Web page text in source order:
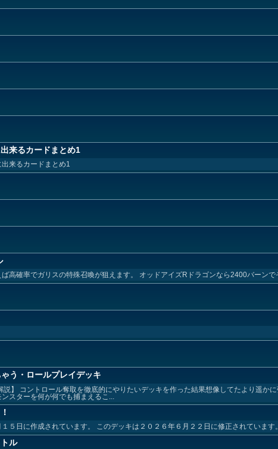
来るカードまとめ1
来るカードまとめ1
高確率でガリスの特殊召喚が狙えます。 オッドアイズRドラゴンなら2400バーン
う・ロールプレイデッキ
説】 コントロール奪取を徹底的にやりたいデッキを作った結果想像してたより遥か
スターを何が何でも捕まえるこ...
５日に作成されています。 このデッキは２０２６年６月２２日に修正されています。
ル